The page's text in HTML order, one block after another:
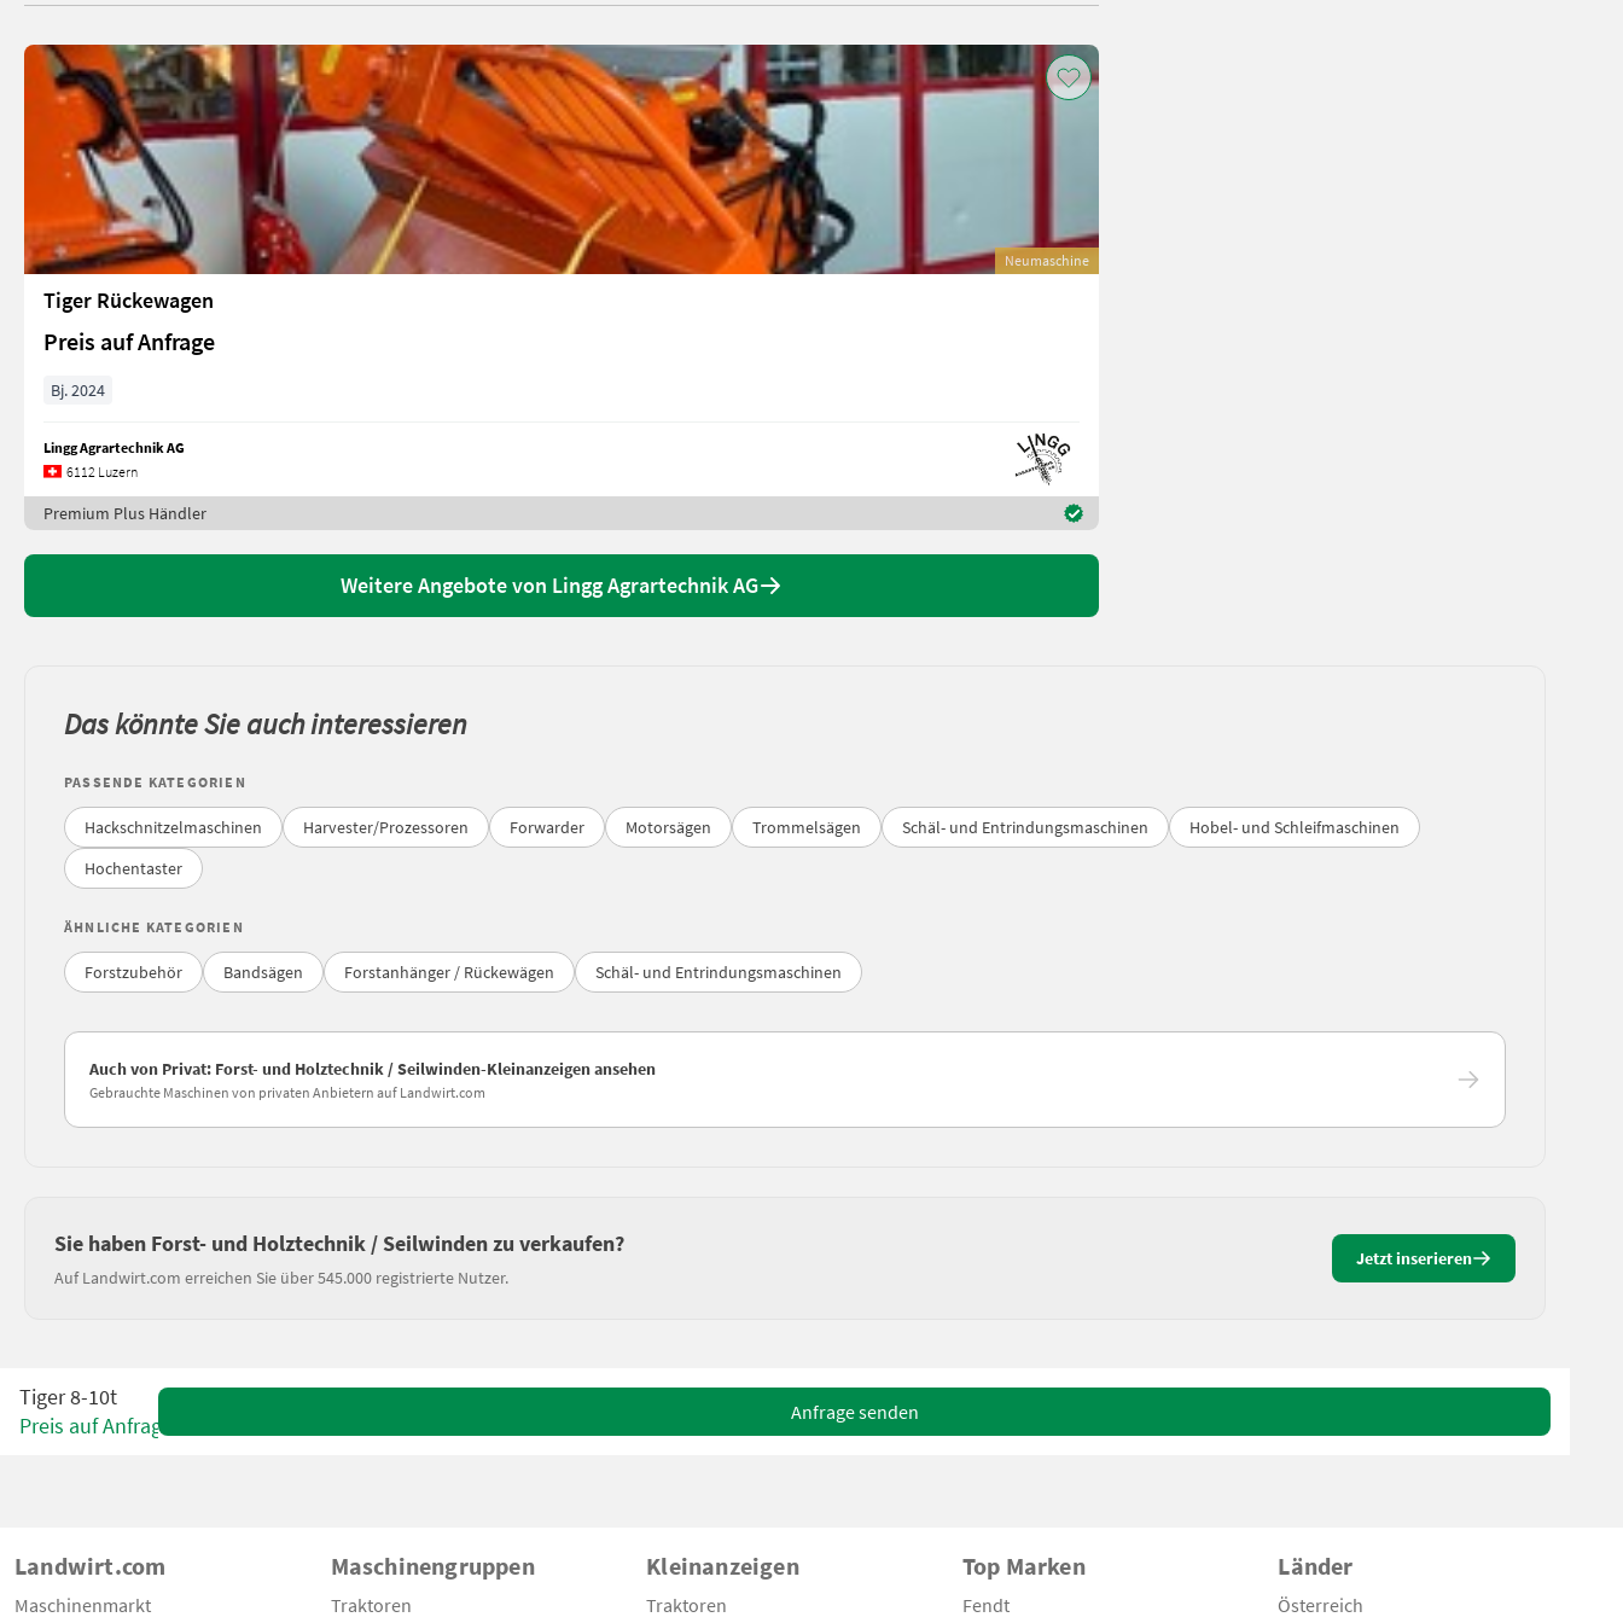
Neumaschine
Tiger Rückewagen
Preis auf Anfrage
Bj. 2024
Lingg Agrartechnik AG
6112 Luzern
Premium Plus Händler
Weitere Angebote von Lingg Agrartechnik AG
Das könnte Sie auch interessieren
PASSENDE KATEGORIEN
Hackschnitzelmaschinen Harvester/Prozessoren Forwarder Motorsägen Trommelsägen Schäl- und Entrindungsmaschinen
Hobel- und Schleifmaschinen
Hochentaster
ÄHNLICHE KATEGORIEN
Forstzubehör Bandsägen Forstanhänger / Rückewägen Schäl- und Entrindungsmaschinen
Auch von Privat: Forst- und Holztechnik / Seilwinden-Kleinanzeigen ansehen
Gebrauchte Maschinen von privaten Anbietern auf Landwirt.com
Sie haben Forst- und Holztechnik / Seilwinden zu verkaufen?
Auf Landwirt.com erreichen Sie über 545.000 registrierte Nutzer.
Jetzt inserieren
Tiger 8-10t
Preis auf Anfrage
Anfrage senden
Landwirt.com
Maschinenmarkt
Maschinengruppen
Traktoren
Kleinanzeigen
Traktoren
Top Marken
Fendt
Länder
Österreich